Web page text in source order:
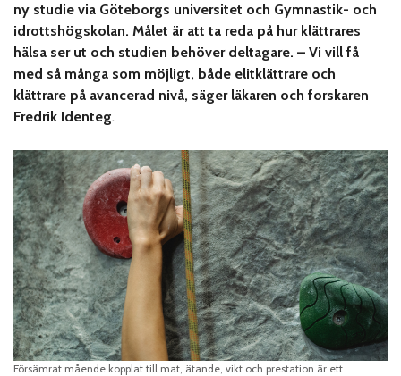
ny studievia Göteborgs universitet och Gymnastik- och
idrottshögskolan. Målet är att ta reda på hur klättrares
hälsa ser ut och studien behöver deltagare. – Vi vill få
med så många som möjligt, både elitklättrare och
klättrare på avancerad nivå, säger läkaren och forskaren
Fredrik Identeg.
Försämrat mående kopplat till mat, ätande, vikt och prestation är ett